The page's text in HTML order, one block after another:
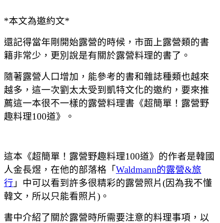
*本文為邀約文*
還記得當年剛開始露營的時候，市面上露營類的書
籍非常少，更別說是有關於露營料理的書了。
隨著露營人口增加，能參考的書和雜誌種類也越來
越多，這一次劉太太受到凱特文化的邀約，要來推
薦這一本很不一樣的露營料理書《超簡單！露營野
趣料理100道》。
這本《超簡單！露營野趣料理100道》的作者是韓國
人金長煜，在他的部落格「 Waldmann的露營&旅
行 」中可以看到許多很精彩的露營照片(因為我不懂
韓文，所以只能看照片)。
書中介紹了關於露營時所需要注意的料理事項，以